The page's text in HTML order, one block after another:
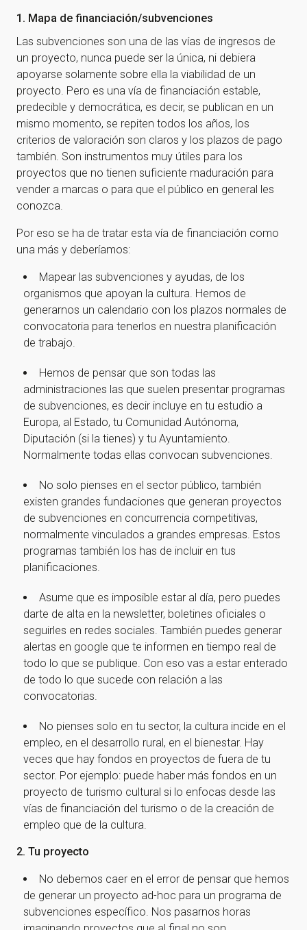
1. Mapa de financiación/subvenciones
Las subvenciones son una de las vías de ingresos de
un proyecto, nunca puede ser la única, ni debiera
apoyarse solamente sobre ella la viabilidad de un
proyecto. Pero es una vía de financiación estable,
predecible y democrática, es decir, se publican en un
mismo momento, se repiten todos los años, los
criterios de valoración son claros y los plazos de pago
también. Son instrumentos muy útiles para los
proyectos que no tienen suficiente maduración para
vender a marcas o para que el público en general les
conozca.
Por eso se ha de tratar esta vía de financiación como
una más y deberíamos:
Mapear las subvenciones y ayudas, de los
organismos que apoyan la cultura. Hemos de
generarnos un calendario con los plazos normales de
convocatoria para tenerlos en nuestra planificación
de trabajo.
Hemos de pensar que son todas las
administraciones las que suelen presentar programas
de subvenciones, es decir incluye en tu estudio a
Europa, al Estado, tu Comunidad Autónoma,
Diputación (si la tienes) y tu Ayuntamiento.
Normalmente todas ellas convocan subvenciones.
No solo pienses en el sector público, también
existen grandes fundaciones que generan proyectos
de subvenciones en concurrencia competitivas,
normalmente vinculados a grandes empresas. Estos
programas también los has de incluir en tus
planificaciones.
Asume que es imposible estar al día, pero puedes
darte de alta en la newsletter, boletines oficiales o
seguirles en redes sociales. También puedes generar
alertas en google que te informen en tiempo real de
todo lo que se publique. Con eso vas a estar enterado
de todo lo que sucede con relación a las
convocatorias.
No pienses solo en tu sector, la cultura incide en el
empleo, en el desarrollo rural, en el bienestar. Hay
veces que hay fondos en proyectos de fuera de tu
sector. Por ejemplo: puede haber más fondos en un
proyecto de turismo cultural si lo enfocas desde las
vías de financiación del turismo o de la creación de
empleo que de la cultura.
2. Tu proyecto
No debemos caer en el error de pensar que hemos
de generar un proyecto ad-hoc para un programa de
subvenciones específico. Nos pasarnos horas